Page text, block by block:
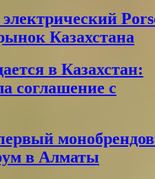
Казахстана
в Казахстан:
соглашение с
в Алматы